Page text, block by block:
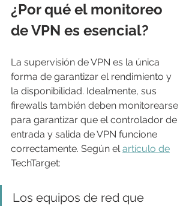
¿Por qué el monitoreo
de VPN es esencial?
La supervisión de VPN es la única
forma de garantizar el rendimiento y
la disponibilidad. Idealmente, sus
firewalls también deben monitorearse
para garantizar que el controlador de
entrada y salida de VPN funcione
correctamente. Según el artículo de
TechTarget:
Los equipos de red que